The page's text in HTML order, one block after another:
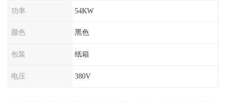
功率 54KW
颜色 黑色
包装 纸箱
电压 380V